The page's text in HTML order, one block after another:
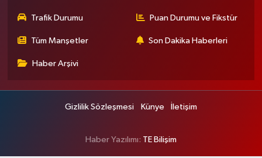
Trafik Durumu Puan Durumu ve Fikstür
Tüm Manşetler Son Dakika Haberleri
Haber Arşivi
Gizlilik Sözleşmesi Künye İletişim
Haber Yazılımı: TE Bilişim